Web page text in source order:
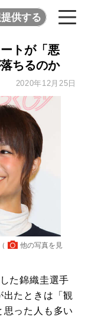
供する
トが「悪
ちるのか
2020年12月25日
他の写真を見
た錦織圭選手
出たときは「観
思った人も多い